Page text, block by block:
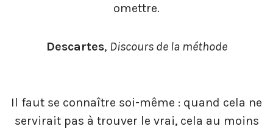
omettre.
Descartes, Discours de la méthode
Il faut se connaître soi-même : quand cela ne
servirait pas à trouver le vrai, cela au moins